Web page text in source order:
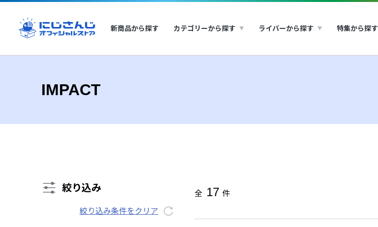
新商品から探す カテゴリーから探す ライバーから探す 特集から探す
IMPACT
絞り込み
絞り込み条件をクリア
全 17 件